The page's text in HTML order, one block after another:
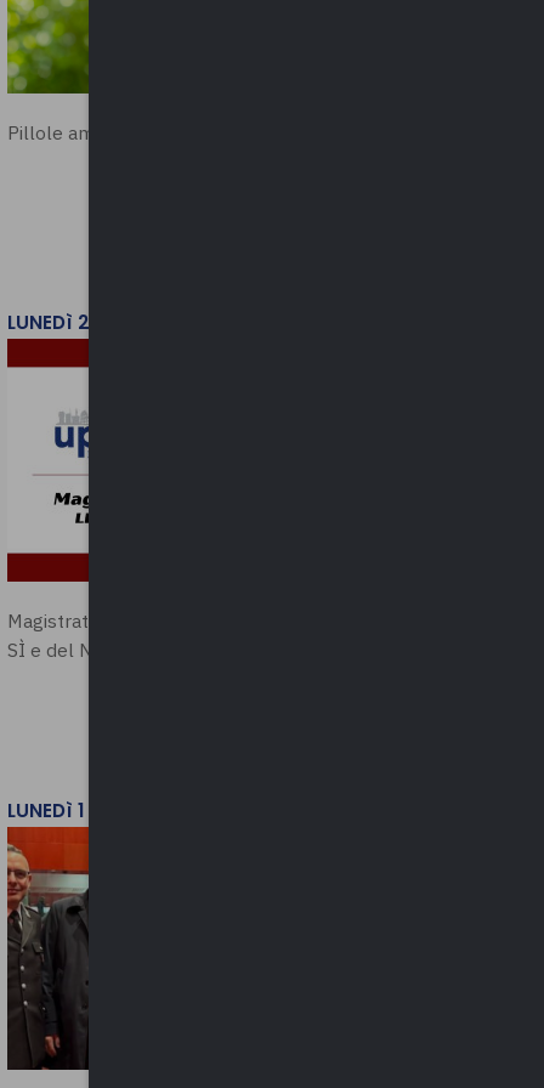
Pillole ambientali | 2026
LUNEDì 2 FEBBRAIO 2026
Magistratura e Costituzione. Le ragioni del
SÌ e del NO
LUNEDì 1 DICEMBRE 2025